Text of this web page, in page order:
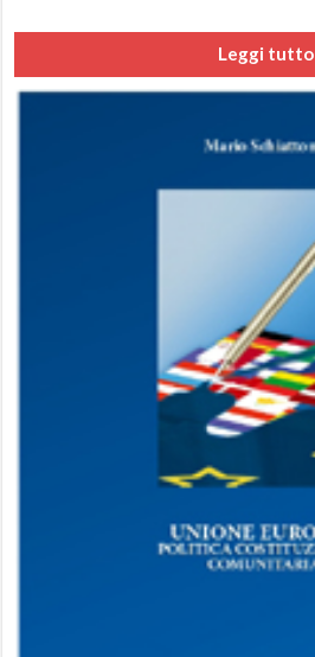
Leggi tutto